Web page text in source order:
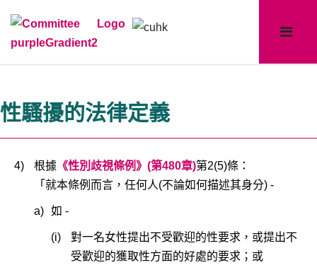
性騷擾的法律定義
4) 根據 《性別歧視條例》(第480章)第2(5)條：
「就本條例而言，任何人(不論如何描述其身分) -
a) 如 -
(i)
對一名女性提出不受歡迎的性要求，或提出不
受歡迎的獲取性方面的好處的要求；或